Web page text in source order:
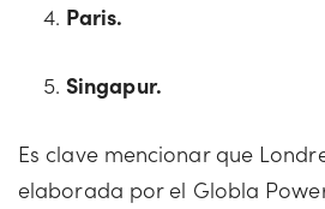
Paris.
Singapur.
Es clave mencionar que
elaborada por el Globla